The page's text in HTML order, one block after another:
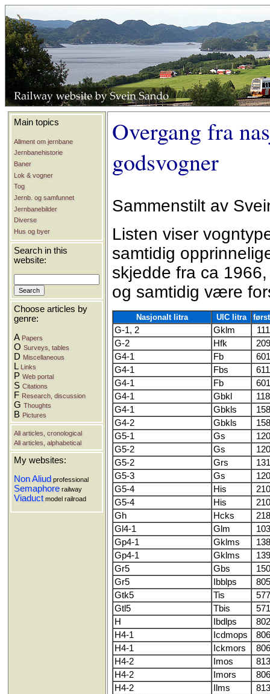
Main topics
Allment om jernbane
Jernbanehistorie
Baner
Lok & vogner
Tog
Jernb. og samfunnet
Jernbanebilder
Diverse
Hus og byer
Search in this
website:
Choose articles by
genre:
A Papers
OSurveys, tables
D Miscellaneous
L Links
PWeb portal
SCitations
F Research, discussion
GThoughts
B Pictures
All articles, cronological
All articles, alphabetical
My websites:
Non Aliud professional
Semaphore railway
Viaduct model railroad
Overgang fra
godsvogner
Sammenstilt av
Listen viser
samtidig
skjedde fra ca
og samtidig være
Nasjonalt litra UIC litra
G-1, 2 Gklm
G-2
Hfk
G4-1
Fb
G4-1
Fbs
G4-1
Fb
G4-1
Gbkl
G4-1
Gbkls
G4-2
Gbkls
G5-1
Gs
G5-2
Gs
G5-2
Grs
G5-3
Gs
G5-4
His
G5-4
His
Gh
Hcks
Gl4-1
Glm
Gp4-1
Gklms
Gp4-1
Gklms
Gr5
Gbs
Gr5
Ibblps
Gtk5
Tis
Gtl5
Tbis
H
Ibdlps
H4-1
Icdmops
H4-1
Ickmors
H4-2
Imos
H4-2
Imors
H4-2
Ilms